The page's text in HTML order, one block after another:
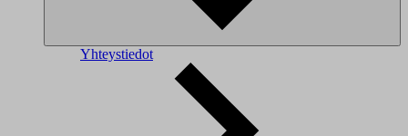
Yhteystiedot